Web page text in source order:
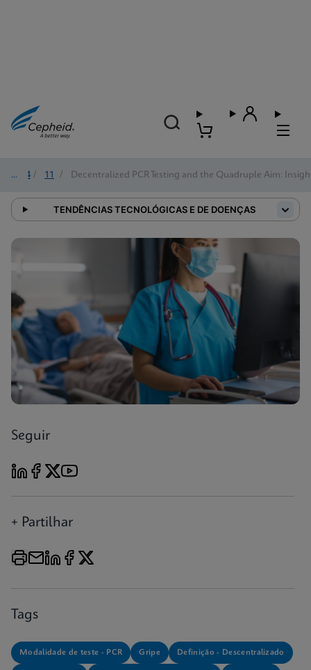
2024 / 11 / Decentralized PCR Testing and the Quadruple Aim:
TENDÊNCIAS TECNOLÓGICAS E DE DOENÇAS
Seguir
+ Partilhar
Tags
Modalidade de teste - PCR Gripe Definição - Descentralizado